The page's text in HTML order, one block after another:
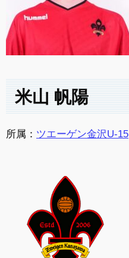
米山 帆陽
所属： ツエーゲン金沢U-15